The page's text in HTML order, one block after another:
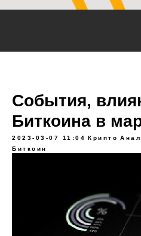
События,
Биткоина в
2023-03-07 11:04 Крипто
Биткоин